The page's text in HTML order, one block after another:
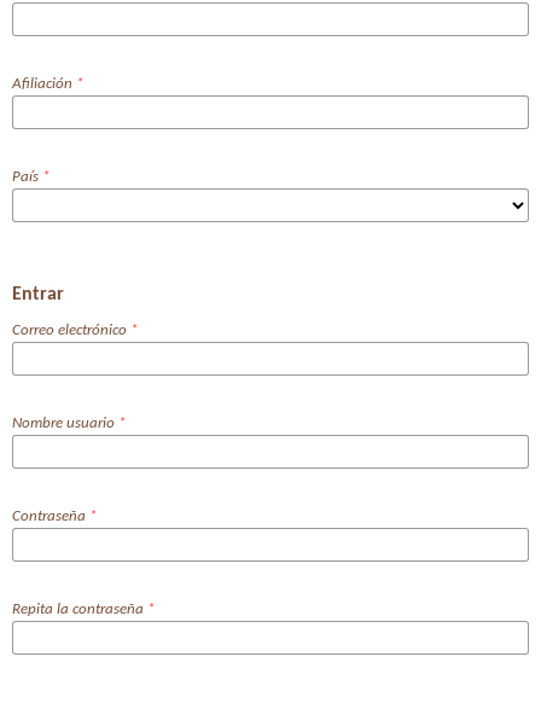
Afiliación *
País *
Entrar
Correo electrónico *
Nombre usuario *
Contraseña *
Repita la contraseña *